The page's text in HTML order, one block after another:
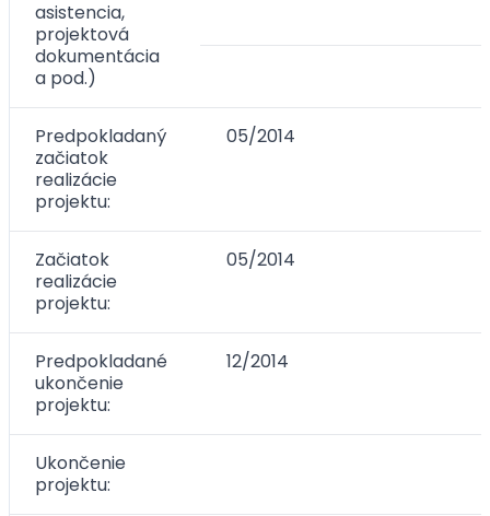
asistencia,
projektová
dokumentácia
a pod.)
Predpokladaný
začiatok
realizácie
projektu:
05/2014
Začiatok
realizácie
projektu:
05/2014
Predpokladané
ukončenie
projektu:
12/2014
Ukončenie
projektu: